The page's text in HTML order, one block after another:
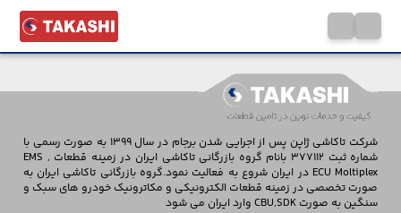
شرکت تاکاشی ژاپن پس از اجرایی شدن برجام در سال 1399 به صورت رسمی با
شماره ثبت 377112 بانام گروه بازرگانی تاکاشی ایران در زمینه قطعات EMS ,
ECU Moltiplex در ایران شروع به فعالیت نمود.گروه بازرگانی تاکاشی ایران به
صورت تخصصی در زمینه قطعات الکترونیکی و مکاترونیک خودرو های سبک و
سنگین به صورت CBU,SDK وارد ایران می شود